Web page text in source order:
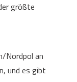
größte
Nordpol an
und es gibt